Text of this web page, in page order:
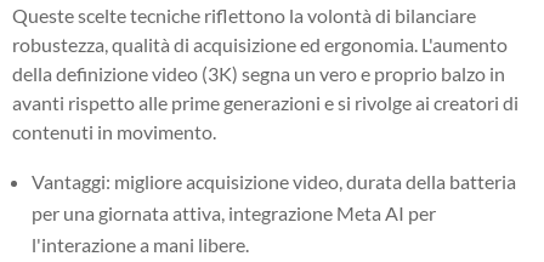
Queste scelte tecniche riflettono la volontà di bilanciare
robustezza, qualità di acquisizione ed ergonomia. L'aumento
della definizione video (3K) segna un vero e proprio balzo in
avanti rispetto alle prime generazioni e si rivolge ai creatori di
contenuti in movimento.
Vantaggi: migliore acquisizione video, durata della batteria
per una giornata attiva, integrazione Meta AI per
l'interazione a mani libere.